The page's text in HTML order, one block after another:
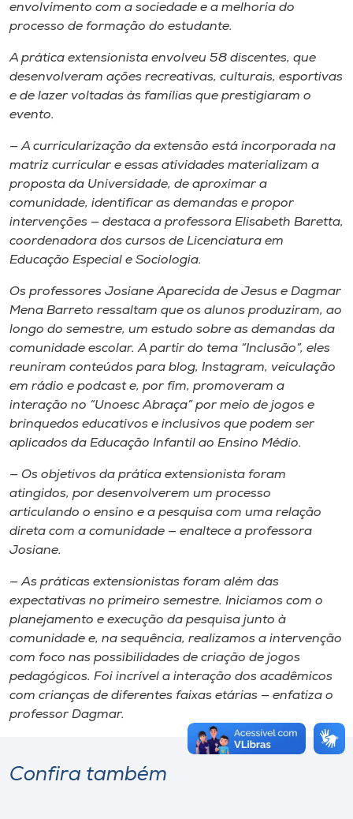
A-
envolvimento com a sociedade e a melhoria do
processo de formação do estudante.
A prática extensionista envolveu 58 discentes, que
desenvolveram ações recreativas, culturais, esportivas
e de lazer voltadas às famílias que prestigiaram o
evento.
— A curricularização da extensão está incorporada na
matriz curricular e essas atividades materializam a
proposta da Universidade, de aproximar a
comunidade, identificar as demandas e propor
intervenções — destaca a professora Elisabeth Baretta,
coordenadora dos cursos de Licenciatura em
Educação Especial e Sociologia.
Os professores Josiane Aparecida de Jesus e Dagmar
Mena Barreto ressaltam que os alunos produziram, ao
longo do semestre, um estudo sobre as demandas da
comunidade escolar. A partir do tema “Inclusão”, eles
reuniram conteúdos para blog, Instagram, veiculação
em rádio e podcast e, por fim, promoveram a
interação no “Unoesc Abraça” por meio de jogos e
brinquedos educativos e inclusivos que podem ser
aplicados da Educação Infantil ao Ensino Médio.
— Os objetivos da prática extensionista foram
atingidos, por desenvolverem um processo
articulando o ensino e a pesquisa com uma relação
direta com a comunidade — enaltece a professora
Josiane.
— As práticas extensionistas foram além das
expectativas no primeiro semestre. Iniciamos com o
planejamento e execução da pesquisa junto à
comunidade e, na sequência, realizamos a intervenção
com foco nas possibilidades de criação de jogos
pedagógicos. Foi incrível a interação dos acadêmicos
com crianças de diferentes faixas etárias — enfatiza o
professor Dagmar.
Confira também